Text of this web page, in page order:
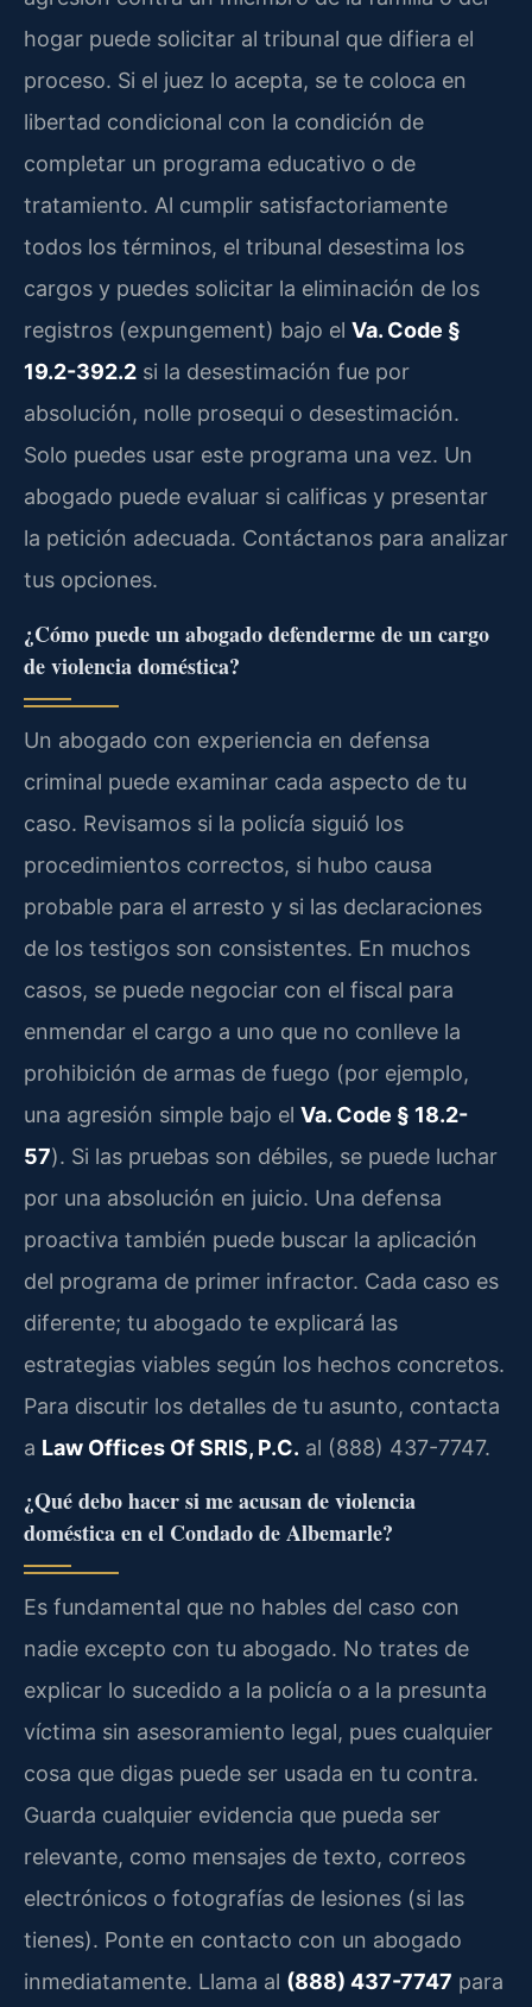
hogar puede solicitar al tribunal que difiera el
proceso. Si el juez lo acepta, se te coloca en
libertad condicional con la condición de
completar un programa educativo o de
tratamiento. Al cumplir satisfactoriamente
todos los términos, el tribunal desestima los
cargos y puedes solicitar la eliminación de los
registros (expungement) bajo el Va. Code §
19.2-392.2 si la desestimación fue por
absolución, nolle prosequi o desestimación.
Solo puedes usar este programa una vez. Un
abogado puede evaluar si calificas y presentar
la petición adecuada. Contáctanos para analizar
tus opciones.
¿Cómo puede un abogado defenderme de un cargo
de violencia doméstica?
Un abogado con experiencia en defensa
criminal puede examinar cada aspecto de tu
caso. Revisamos si la policía siguió los
procedimientos correctos, si hubo causa
probable para el arresto y si las declaraciones
de los testigos son consistentes. En muchos
casos, se puede negociar con el fiscal para
enmendar el cargo a uno que no conlleve la
prohibición de armas de fuego (por ejemplo,
una agresión simple bajo el Va. Code § 18.2-
57). Si las pruebas son débiles, se puede luchar
por una absolución en juicio. Una defensa
proactiva también puede buscar la aplicación
del programa de primer infractor. Cada caso es
diferente; tu abogado te explicará las
estrategias viables según los hechos concretos.
Para discutir los detalles de tu asunto, contacta
a Law Offices Of SRIS, P.C. al (888) 437-7747.
¿Qué debo hacer si me acusan de violencia
doméstica en el Condado de Albemarle?
Es fundamental que no hables del caso con
nadie excepto con tu abogado. No trates de
explicar lo sucedido a la policía o a la presunta
víctima sin asesoramiento legal, pues cualquier
cosa que digas puede ser usada en tu contra.
Guarda cualquier evidencia que pueda ser
relevante, como mensajes de texto, correos
electrónicos o fotografías de lesiones (si las
tienes). Ponte en contacto con un abogado
inmediatamente. Llama al (888) 437-7747 para